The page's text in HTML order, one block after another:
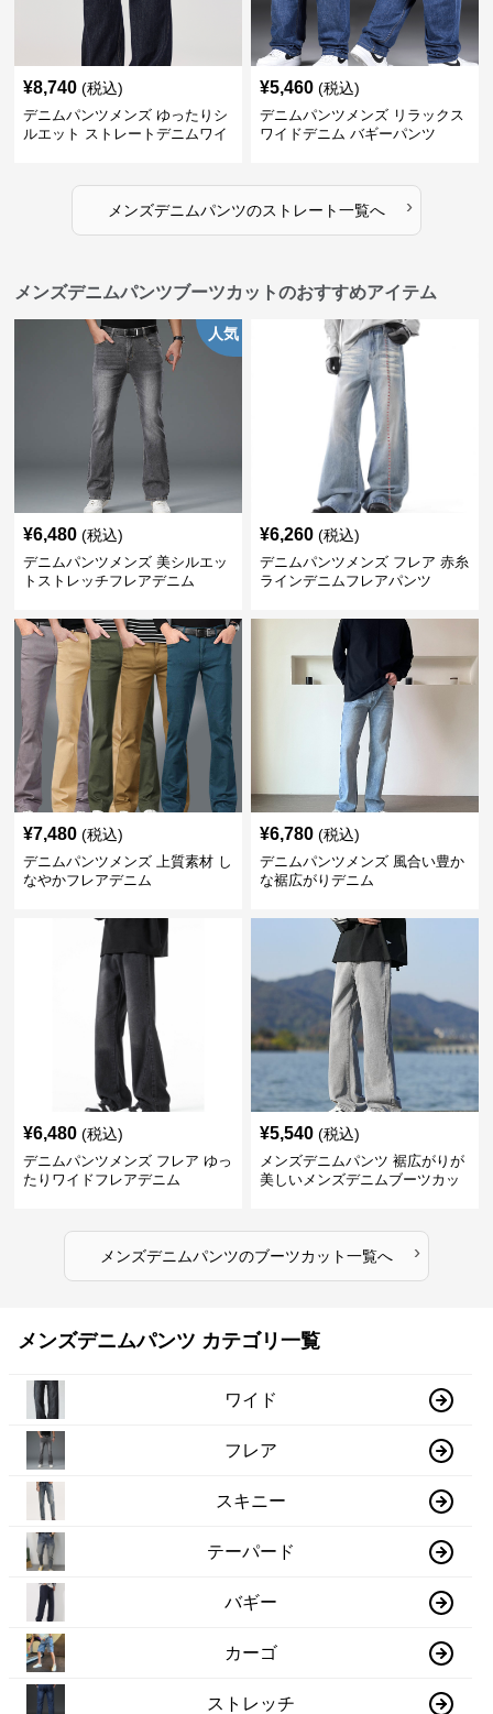
¥8,740 (税込)
デニムパンツメンズ ゆったりシ
ルエット ストレートデニムワイ
¥5,460 (税込)
デニムパンツメンズ リラックス
ワイドデニム バギーパンツ
メンズデニムパンツのストレート一覧へ ›
メンズデニムパンツブーツカットのおすすめアイテム
人気
¥6,480 (税込)
デニムパンツメンズ 美シルエッ
トストレッチフレアデニム
¥6,260 (税込)
デニムパンツメンズ フレア 赤糸
ラインデニムフレアパンツ
¥7,480 (税込)
デニムパンツメンズ 上質素材 し
なやかフレアデニム
¥6,780 (税込)
デニムパンツメンズ 風合い豊か
な裾広がりデニム
¥6,480 (税込)
デニムパンツメンズ フレア ゆっ
たりワイドフレアデニム
¥5,540 (税込)
メンズデニムパンツ 裾広がりが
美しいメンズデニムブーツカッ
メンズデニムパンツのブーツカット一覧へ ›
メンズデニムパンツ カテゴリ一覧
ワイド
フレア
スキニー
テーパード
バギー
カーゴ
ストレッチ